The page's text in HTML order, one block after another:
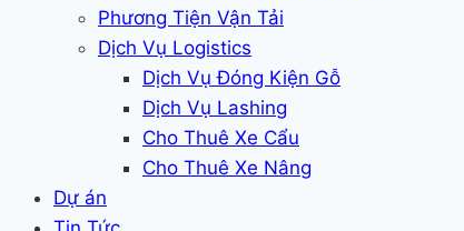
Phương Tiện Vận Tải
Dịch Vụ Logistics
Dịch Vụ Đóng Kiện Gỗ
Dịch Vụ Lashing
Cho Thuê Xe Cẩu
Cho Thuê Xe Nâng
Dự án